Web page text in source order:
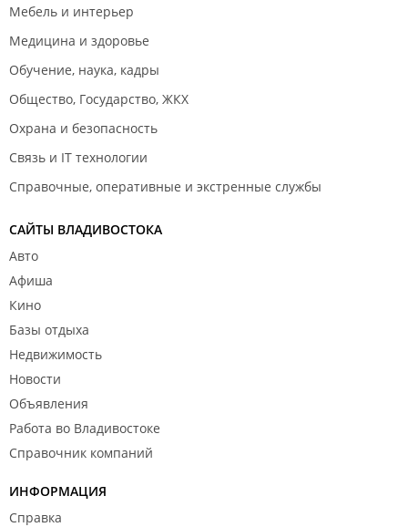
Мебель и интерьер
Медицина и здоровье
Обучение, наука, кадры
Общество, Государство, ЖКХ
Охрана и безопасность
Связь и IT технологии
Справочные, оперативные и экстренные службы
САЙТЫ ВЛАДИВОСТОКА
Авто
Афиша
Кино
Базы отдыха
Недвижимость
Новости
Объявления
Работа во Владивостоке
Справочник компаний
ИНФОРМАЦИЯ
Справка